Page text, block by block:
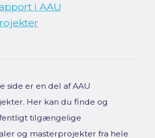
i AAU
side er en del af AAU
Her kan du finde og
tilgængelige
og masterprojekter fra hele